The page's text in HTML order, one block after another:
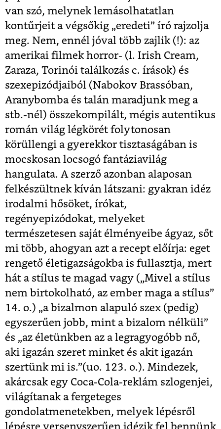
van szó, melynek lemásolhatatlan
kontűrjeit a végsőkig „eredeti” író rajzolja
meg. Nem, ennél jóval több zajlik (!): az
amerikai filmek horror- (l. Irish Cream,
Zaraza, Torinói találkozás c. írások) és
szexepizódjaiból (Nabokov Brassóban,
Aranybomba és talán maradjunk meg a
stb.-nél) összekompilált, mégis autentikus
román világ légkörét folytonosan
körüllengi a gyerekkor tisztaságában is
mocskosan locsogó fantáziavilág
hangulata. A szerző azonban alaposan
felkészültnek kíván látszani: gyakran idéz
irodalmi hősöket, írókat,
regényepizódokat, melyeket
természetesen saját élményeibe ágyaz, sőt
mi több, ahogyan azt a recept előírja: eget
rengető életigazságokba is fullasztja, mert
hát a stílus te magad vagy („Mivel a stílus
nem birtokolható, az ember maga a stílus”
14. o.) „a bizalmon alapuló szex (pedig)
egyszerűen jobb, mint a bizalom nélküli”
és „az életünkben az a legragyogóbb nő,
aki igazán szeret minket és akit igazán
szertünk mi is.”(uo. 123. o.). Mindezek,
akárcsak egy Coca-Cola-reklám szlogenjei,
világítanak a fergeteges
gondolatmenetekben, melyek lépésről
lépésre versenyszerűen idézik fel bennünk